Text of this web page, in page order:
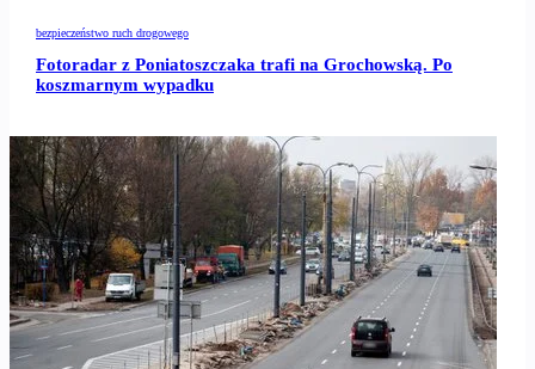
bezpieczeństwo ruch drogowego
Fotoradar z Poniatoszczaka trafi na Grochowską. Po
koszmarnym wypadku